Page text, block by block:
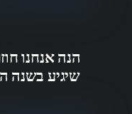
הנה אנחנו
שיגיע בשנה